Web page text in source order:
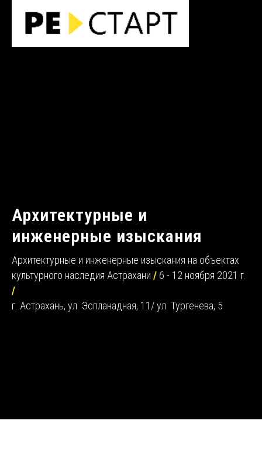
Архитектурные и
инженерные изыскания
Архитектурные и инженерные изыскания на объектах
культурного наследия Астрахани / 6 - 12 ноября 2021 г.
/
г. Астрахань, ул. Эспланадная, 11/ ул. Тургенева, 5